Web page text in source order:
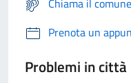
Prenota un
Problemi in città